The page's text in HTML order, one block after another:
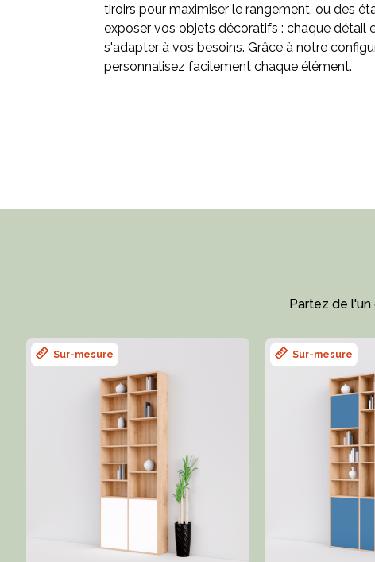
tiroirs pour maximiser le rangement, ou des
exposer vos objets décoratifs : chaque détail
s'adapter à vos besoins. Grâce à notre
personnalisez facilement chaque élément.
Partez de
Sur-mesure Sur-mesure